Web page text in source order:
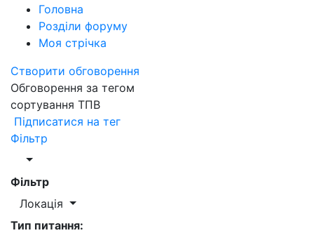
Головна
Розділи форуму
Моя стрічка
Створити обговорення
Обговорення за тегом
сортування ТПВ
Підписатися на тег
Фільтр
Фільтр
Локація
Тип питання: